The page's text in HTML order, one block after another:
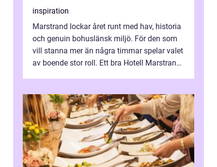
inspiration
Marstrand lockar året runt med hav, historia
och genuin bohuslänsk miljö. För den som
vill stanna mer än några timmar spelar valet
av boende stor roll. Ett bra Hotell Marstrand